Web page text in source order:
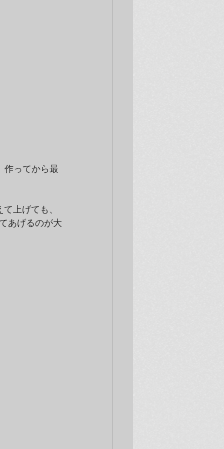
作ってから最
上げても、
あげるのが大